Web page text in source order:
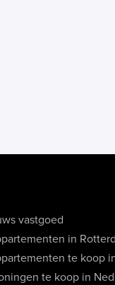
vastgoed
in
te koop
te koop in